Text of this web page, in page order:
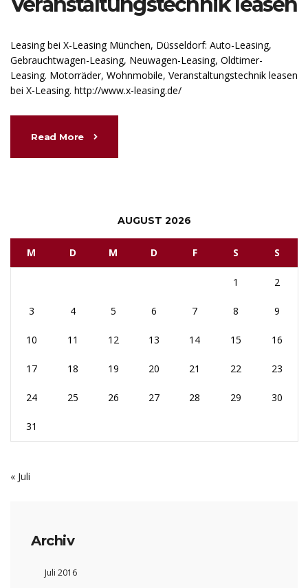
Leasing bei X-Leasing München, Düsseldorf: Auto-Leasing,
Gebrauchtwagen-Leasing, Neuwagen-Leasing, Oldtimer-
Leasing. Motorräder, Wohnmobile, Veranstaltungstechnik leasen
bei X-Leasing. http://www.x-leasing.de/
Read More
AUGUST 2026
M D M D F S S
1 2
3 4 5 6 7 8 9
10 11 12 13 14 15 16
17 18 19 20 21 22 23
24 25 26 27 28 29 30
31
« Juli
Archiv
Juli 2016